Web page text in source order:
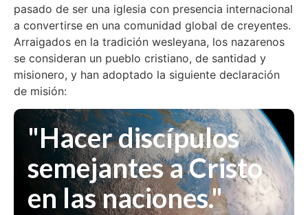
pasado de ser una iglesia con presencia internacional
a convertirse en una comunidad global de creyentes.
Arraigados en la tradición wesleyana, los nazarenos
se consideran un pueblo cristiano, de santidad y
misionero, y han adoptado la siguiente declaración
de misión:
"Hacer discípulos
semejantes a Cristo
en las naciones."